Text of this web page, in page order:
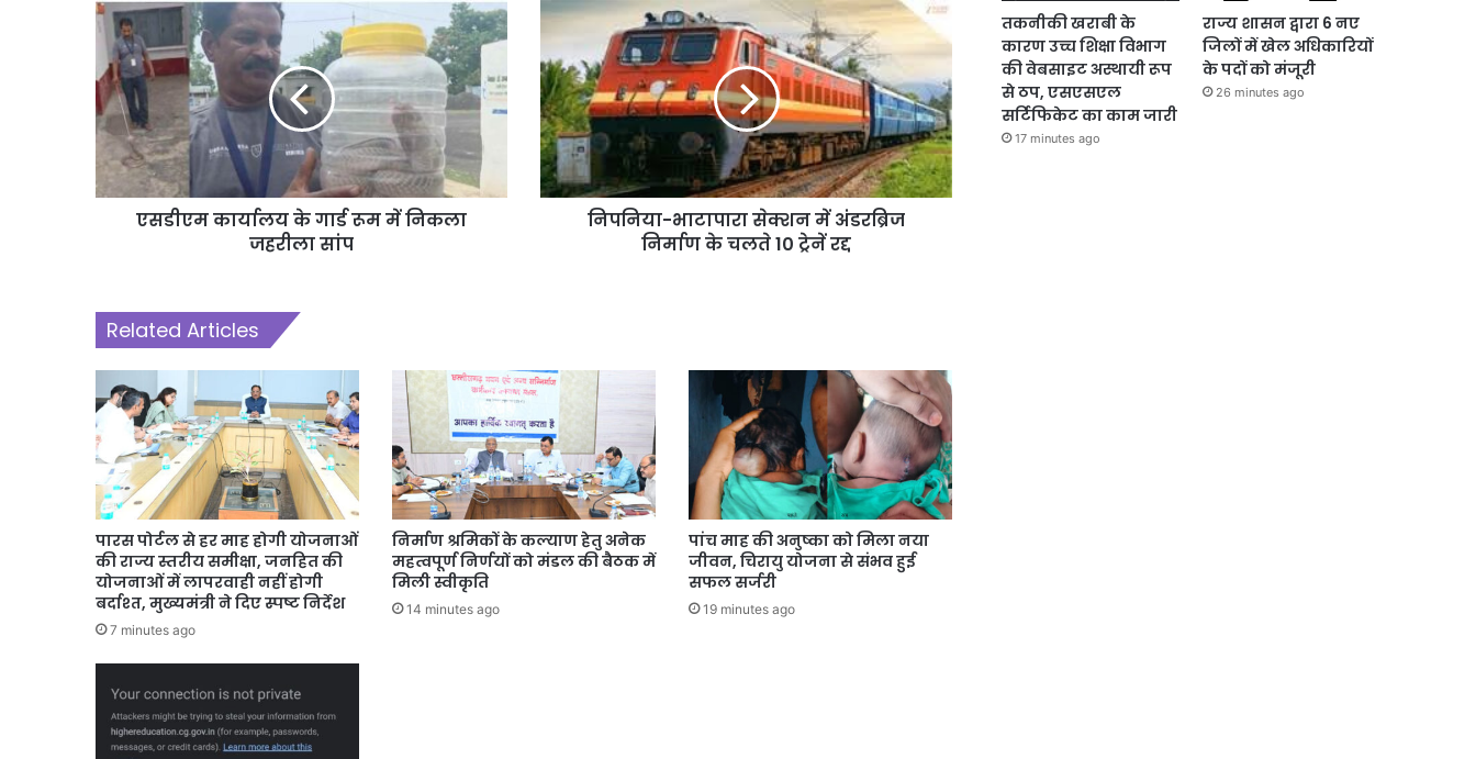
एसडीएम कार्यालय के गार्ड रूम में निकला
जहरीला सांप
निपनिया-भाटापारा सेक्शन में अंडरब्रिज
निर्माण के चलते 10 ट्रेनें रद्द
Related Articles
पारस पोर्टल से हर माह होगी योजनाओं
की राज्य स्तरीय समीक्षा, जनहित की
योजनाओं में लापरवाही नहीं होगी
बर्दाश्त, मुख्यमंत्री ने दिए स्पष्ट निर्देश
7 minutes ago
निर्माण श्रमिकों के कल्याण हेतु अनेक
महत्वपूर्ण निर्णयों को मंडल की बैठक में
मिली स्वीकृति
14 minutes ago
पांच माह की अनुष्का को मिला नया
जीवन, चिरायु योजना से संभव हुई
सफल सर्जरी
19 minutes ago
तकनीकी खराबी के
कारण उच्च शिक्षा विभाग
की वेबसाइट अस्थायी रूप
से ठप, एसएसएल
सर्टिफिकेट का काम जारी
17 minutes ago
राज्य शासन द्वारा 6 नए
जिलों में खेल अधिकारियों
के पदों को मंजूरी
26 minutes ago